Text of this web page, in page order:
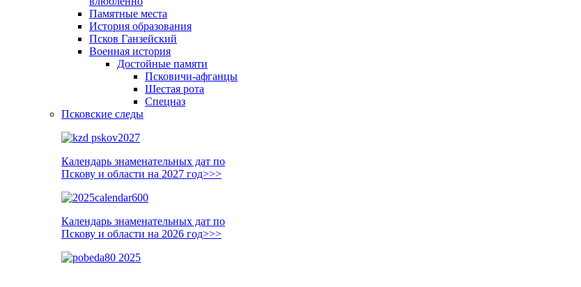
Памятные места
История образования
Псков Ганзейский
Военная история
Достойные памяти
Псковичи-афганцы
Шестая рота
Спецназ
Псковские следы
Календарь знаменательных дат по
Пскову и области на 2027 год>>>
Календарь знаменательных дат по
Пскову и области на 2026 год>>>